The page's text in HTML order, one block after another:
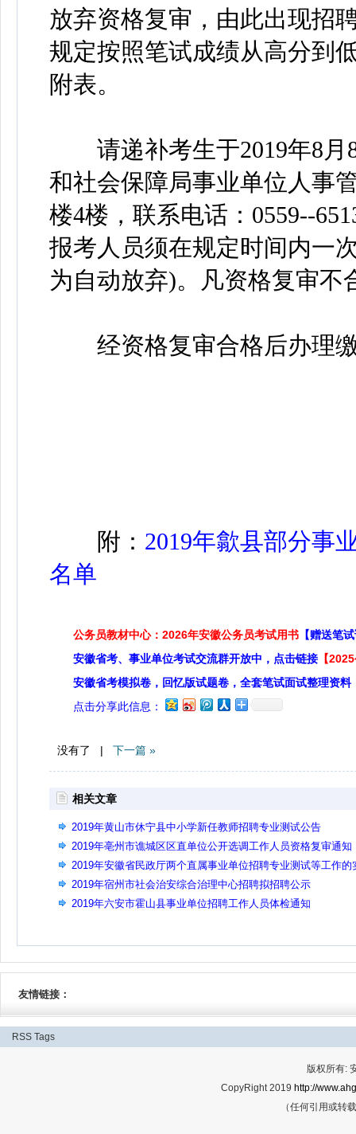
放弃资格复审，由此出现招
规定按照笔试成绩从高分到
附表。
请递补考生于2019年8月8
和社会保障局事业单位人事
楼4楼，联系电话：0559--
报考人员须在规定时间内一
为自动放弃)。凡资格复审不
经资格复审合格后办理缴
附： 2019年歙县部分事
名单
公务员教材中心：2026年安徽公务员考试用书 【赠送笔
安徽省考、事业单位考试交流群开放中，点击链接 【
安徽省考模拟卷，回忆版试题卷，全套笔试面试整理资料
点击分享此信息：
没有了 | 下一篇 »
相关文章
2019年黄山市休宁县中小学新任教师招聘专业测试公告
2019年亳州市谯城区区直单位公开选调工作人员资格复审通知
2019年安徽省民政厅两个直属事业单位招聘专业测试等工作的
施方案
2019年宿州市社会治安综合治理中心招聘拟招聘公示
2019年六安市霍山县事业单位招聘工作人员体检通知
友情链接：
RSS Tags
版权所有:
CopyRight 2019 http://
（任何引用或转